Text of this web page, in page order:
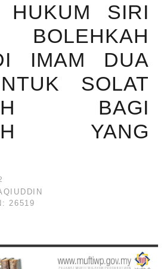
HUKUM SIRI
BOLEHKAH
IMAM DUA
SOLAT
BAGI
YANG
26519